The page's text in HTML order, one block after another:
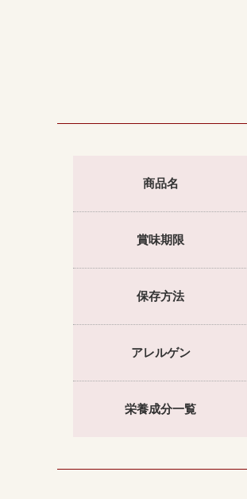
商品名
賞味期限
保存方法
アレルゲン
栄養成分一覧